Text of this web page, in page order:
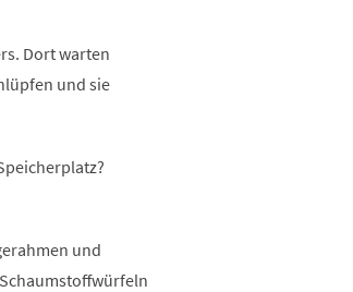
Dort warten
und sie
und